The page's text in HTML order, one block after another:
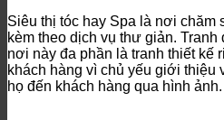
Siêu thị tóc hay Spa là nơi chăm
kèm theo dịch vụ thư giản.
nơi này đa phần là tranh thiết kế
khách hàng vì chủ yếu giới thiệu
họ đến khách hàng qua hình ảnh.